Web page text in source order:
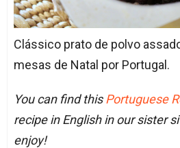
Clássico prato de polvo
mesas de Natal por Portugal.
You can find thisPortuguese
recipe in English in our sister
enjoy!